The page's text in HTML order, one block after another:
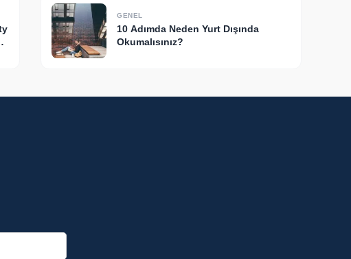
GENEL
10 Adımda Neden Yurt Dışında
Okumalısınız?